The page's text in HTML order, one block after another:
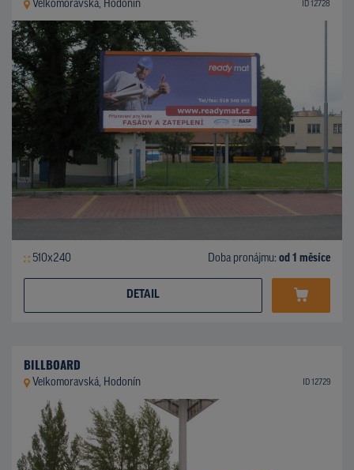
Velkomoravská, Hodonín ID 12728
510x240 Doba pronájmu: od 1 měsíce
DETAIL
BILLBOARD
Velkomoravská, Hodonín ID 12729